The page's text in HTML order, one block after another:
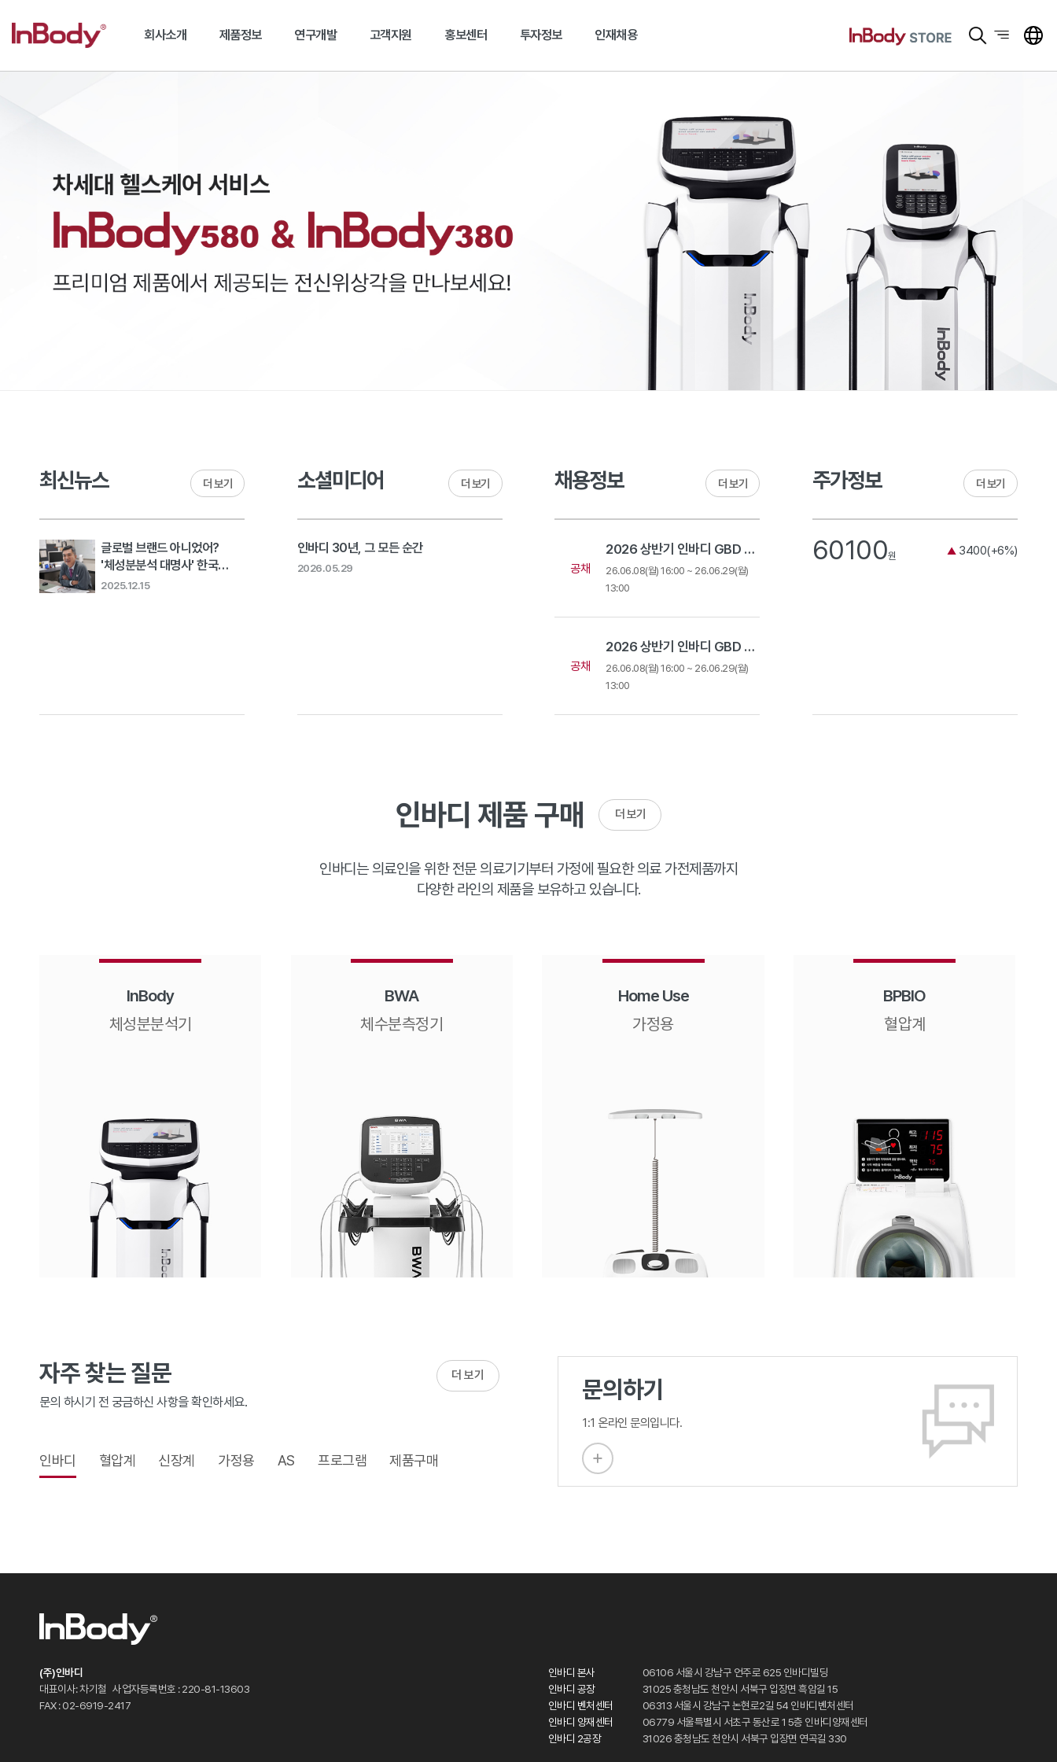
회사소개 제품정보 연구개발 고객지원 홍보센터 투자정보 인재채용
최신뉴스
글로벌 브랜드 아니었어?
'체성분분석 대명사' 한국
회사의 고민 [비크닉]..
2025.12.15
더 보기 소셜미디어
인바디 30년, 그 모든 순간
2026.05.29
더 보기 채용정보
공채
2026 상반기 인바디 GBD 채용 - 경력 채용
26.06.08(월) 16:00 ~ 26.06.29(월)
13:00
공채
2026 상반기 인바디 GBD 채용 - Expert Track
26.06.08(월) 16:00 ~ 26.06.29(월)
13:00
더 보기 주가정보
60100원 ▲ 3400(+6%)
더 보기
인바디 제품 구매 더 보기
인바디는 의료인을 위한 전문 의료기기부터 가정에 필요한 의료 가전제품까지
다양한 라인의 제품을 보유하고 있습니다.
InBody
체성분분석기
BWA
체수분측정기
Home Use
가정용
BPBIO
혈압계
자주 찾는 질문
문의 하시기 전 궁금하신 사항을 확인하세요.
인바디 혈압계 신장계 가정용 AS 프로그램 제품구매
더 보기 문의하기
1:1 온라인 문의입니다.
(주)인바디
대표이사: 차기철 사업자등록번호 : 220-81-13603
FAX : 02-6919-2417
인바디 본사
06106 서울시 강남구 언주로 625 인바디빌딩
인바디 공장
31025 충청남도 천안시 서북구 입장면 흑암길 15
인바디 벤처센터
06313 서울시 강남구 논현로2길 54 인바디벤처센터
인바디 양재센터
06779 서울특별시 서초구 동산로 1 5층 인바디양재센터
인바디 2공장
31026 충청남도 천안시 서북구 입장면 연곡길 330